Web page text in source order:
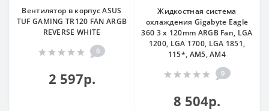
Вентилятор в корпус ASUS
TUF GAMING TR120 FAN ARGB
REVERSE WHITE
0
2 597р.
Жидкостная система
охлаждения Gigabyte Eagle
360 3 x 120mm ARGB Fan, LGA
1200, LGA 1700, LGA 1851,
115*, AM5, AM4
0
8 504р.